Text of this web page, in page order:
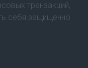
транзакций,
себя защищенно